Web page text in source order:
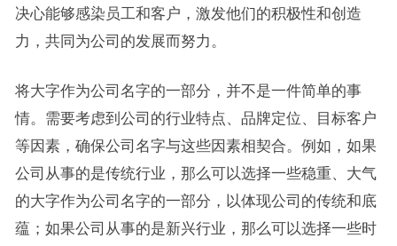
决心能够感染员工和客户，激发他们的积极性和创造
力，共同为公司的发展而努力。
将大字作为公司名字的一部分，并不是一件简单的事
情。需要考虑到公司的行业特点、品牌定位、目标客户
等因素，确保公司名字与这些因素相契合。例如，如果
公司从事的是传统行业，那么可以选择一些稳重、大气
的大字作为公司名字的一部分，以体现公司的传统和底
蕴；如果公司从事的是新兴行业，那么可以选择一些时